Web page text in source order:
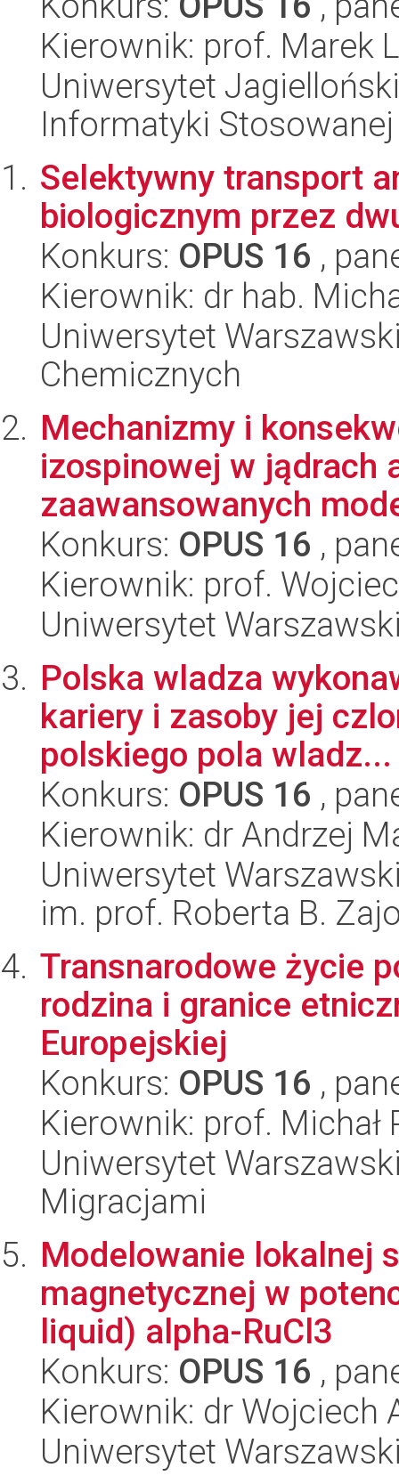
Kierownik: prof. Marek
Uniwersytet
Informatyki Stosowanej
Selektywny transport
biologicznym przez
Konkurs: OPUS 16 ,
Kierownik: dr hab.
Uniwersytet
Chemicznych
Mechanizmy i
izospinowej w jądrach
zaawansowanych
Konkurs: OPUS 16 ,
Kierownik: prof.
Uniwersytet
Polska wladza
kariery i zasoby jej
polskiego pola wladz...
Konkurs: OPUS 16 ,
Kierownik: dr Andrzej
Uniwersytet
im. prof. Roberta B.
Transnarodowe życie
rodzina i granice
Europejskiej
Konkurs: OPUS 16 ,
Kierownik: prof. Michał
Uniwersytet
Migracjami
Modelowanie lokalnej
magnetycznej w
liquid) alpha-RuCl3
Konkurs: OPUS 16 ,
Kierownik: dr Wojciech
Uniwersytet